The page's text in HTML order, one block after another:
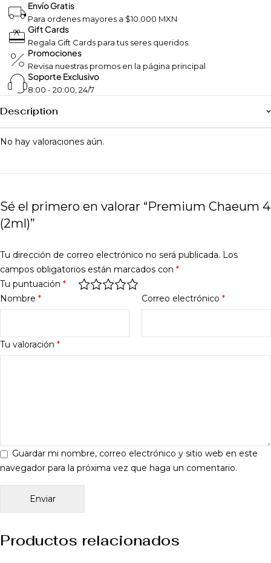
Envío Gratis
Para ordenes mayores a $10.000 MXN
Gift Cards
Regala Gift Cards para tus seres queridos.
Promociones
Revisa nuestras promos en la página principal
Soporte Exclusivo
8:00 - 20:00, 24/7
Description
No hay valoraciones aún.
Sé el primero en valorar “Premium Chaeum 4
(2ml)”
Tu dirección de correo electrónico no será publicada. Los
campos obligatorios están marcados con *
Tu puntuación *
Tu valoración *
Nombre * Correo electrónico *
Guardar mi nombre, correo electrónico y sitio web en este
navegador para la próxima vez que haga un comentario.
Productos relacionados